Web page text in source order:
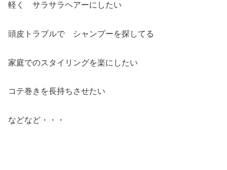
軽く サラサラヘアーにしたい
頭皮トラブルで シャンプーを探してる
家庭でのスタイリングを楽にしたい
コテ巻きを長持ちさせたい
などなど・・・